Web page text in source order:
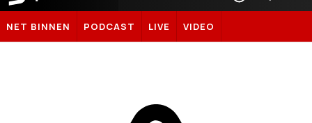
Sportnieuws.nl
NET BINNEN PODCAST LIVE VIDEO